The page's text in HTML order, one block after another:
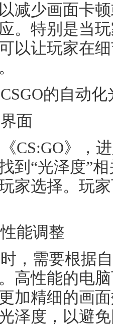
减少画面卡
。特别是当
以让玩家在
的自动
面
CS:GO》，
到“光泽度”
家选择。玩
能调整
，需要根据
高性能的电
加精细的画
泽度，以避